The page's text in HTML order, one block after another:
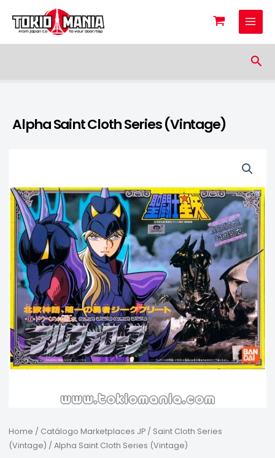
Skip to content
Alpha Saint Cloth Series (Vintage)
Home / Catálogo Marketplaces JP/ Saint Cloth Series
(Vintage) / Alpha Saint Cloth Series (Vintage)